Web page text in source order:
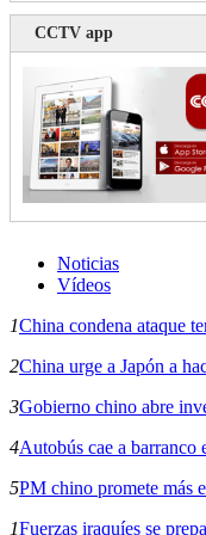
CCTV app
Noticias
Vídeos
1China condena ataque
2China urge a Japón a
3Gobierno chino abre
4Autobús cae a barranco
5PM chino promete más
1Fuerzas iraquíes se